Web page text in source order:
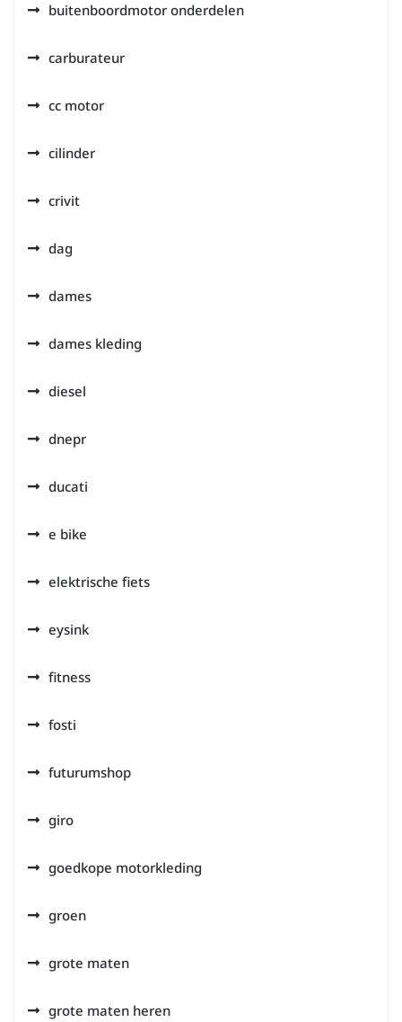
buitenboordmotor onderdelen
carburateur
cc motor
cilinder
crivit
dag
dames
dames kleding
diesel
dnepr
ducati
e bike
elektrische fiets
eysink
fitness
fosti
futurumshop
giro
goedkope motorkleding
groen
grote maten
grote maten heren